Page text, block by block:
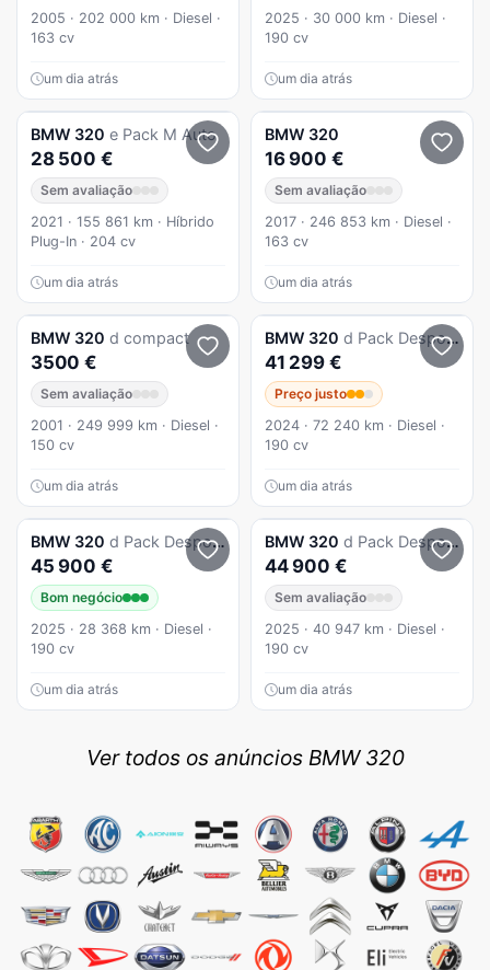
2005 · 202 000 km · Diesel ·
163 cv
um dia atrás
2025 · 30 000 km · Diesel ·
190 cv
um dia atrás
BMW 320 e Pack M Auto
28 500 €
Sem avaliação
2021 · 155 861 km · Híbrido
Plug-In · 204 cv
um dia atrás
BMW 320
16 900 €
Sem avaliação
2017 · 246 853 km · Diesel ·
163 cv
um dia atrás
BMW 320 d compact
3500 €
Sem avaliação
2001 · 249 999 km · Diesel ·
150 cv
um dia atrás
BMW 320 d Pack Desportivo M Auto
41 299 €
Preço justo
2024 · 72 240 km · Diesel ·
190 cv
um dia atrás
BMW 320 d Pack Desportivo M Auto
45 900 €
Bom negócio
2025 · 28 368 km · Diesel ·
190 cv
um dia atrás
BMW 320 d Pack Desportivo M Auto
44 900 €
Sem avaliação
2025 · 40 947 km · Diesel ·
190 cv
um dia atrás
Ver todos os anúncios BMW 320